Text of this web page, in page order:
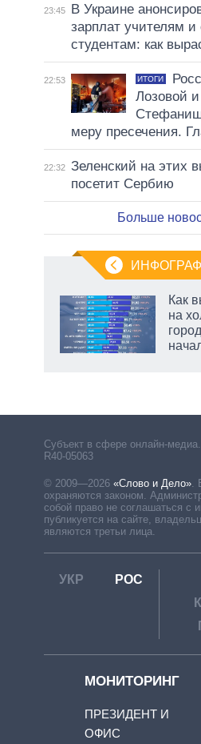
23:45
В Украине
зарплат учителям и
студентам: как
22:53 ИТОГИ
Лозовой
меру пресечения.
22:32 Зеленский на этих
посетит Сербию
Больше
Как
на
Субъект в сфере онлайн-
R40-05063
© 2009—2026 «Слово и Дело».
охраняются законом.
собой право не соглашаться с
публикуется на сайте,
являются третьи лица.
УКР РОС
МОНИТОРИНГ
ПРЕЗИДЕНТ И
ОФИС